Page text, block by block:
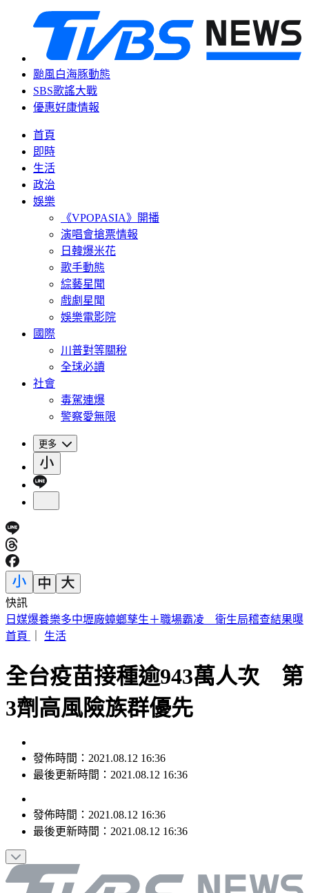
颱風白海豚動態
SBS歌謠大戰
優惠好康情報
首頁
即時
生活
政治
娛樂
《VPOPASIA》開播
演唱會搶票情報
日韓爆米花
歌手動態
綜藝星聞
戲劇星聞
娛樂電影院
國際
川普對等關稅
全球必讀
社會
毒駕連爆
警察愛無限
更多
快訊
SBS歌謠大戰／IAN優雅猶如仙杜蕾拉 成燦、是溫化身王子
護航
全台疫苗接種逾943萬人次 第
3劑高風險族群優先
發佈時間：2021.08.12 16:36
發佈時間：2021.08.12 16:36